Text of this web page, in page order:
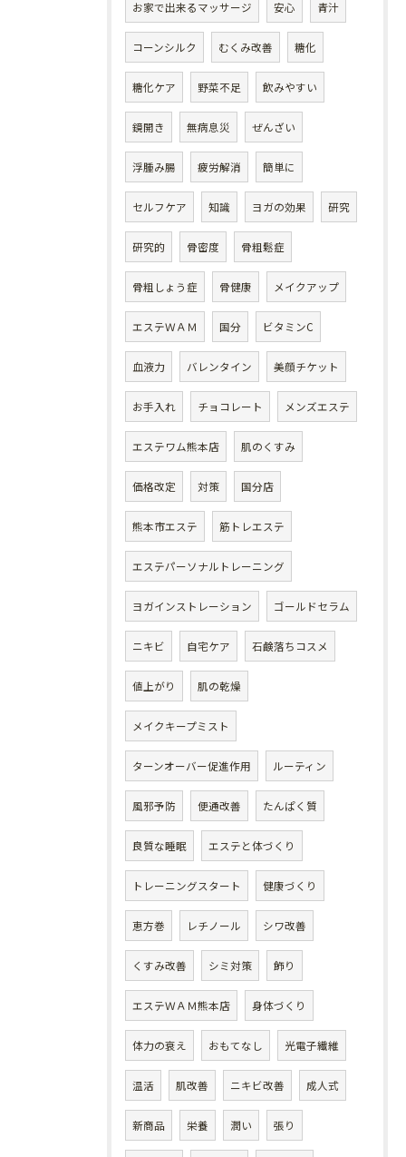
お家で出来るマッサージ 安心 青汁
コーンシルク むくみ改善 糖化
糖化ケア 野菜不足 飲みやすい
鏡開き 無病息災 ぜんざい
浮腫み腸 疲労解消 簡単に
セルフケア 知識 ヨガの効果 研究
研究的 骨密度 骨粗鬆症
骨粗しょう症 骨健康 メイクアップ
エステＷＡＭ 国分 ビタミンC
血液力 バレンタイン 美顔チケット
お手入れ チョコレート メンズエステ
エステワム熊本店 肌のくすみ
価格改定 対策 国分店
熊本市エステ 筋トレエステ
エステパーソナルトレーニング
ヨガインストレーション ゴールドセラム
ニキビ 自宅ケア 石鹸落ちコスメ
値上がり 肌の乾燥
メイクキープミスト
ターンオーバー促進作用 ルーティン
風邪予防 便通改善 たんぱく質
良質な睡眠 エステと体づくり
トレーニングスタート 健康づくり
恵方巻 レチノール シワ改善
くすみ改善 シミ対策 飾り
エステＷＡＭ熊本店 身体づくり
体力の衰え おもてなし 光電子繊維
温活 肌改善 ニキビ改善 成人式
新商品 栄養 潤い 張り